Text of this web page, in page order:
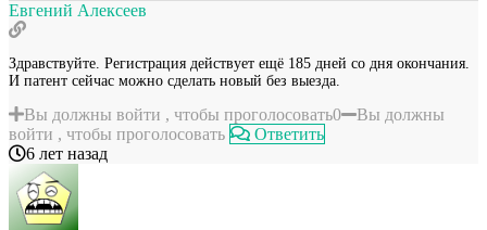
Евгений Алексеев
Здравствуйте. Регистрация действует ещё 185 дней со дня окончания.
И патент сейчас можно сделать новый без выезда.
Вы должны войти , чтобы проголосовать0
Вы должны
войти , чтобы проголосовать
Ответить
6 лет назад